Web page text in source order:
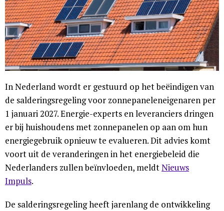
In Nederland wordt er gestuurd op het beëindigen van
de salderingsregeling voor zonnepaneleneigenaren per
1 januari 2027. Energie-experts en leveranciers dringen
er bij huishoudens met zonnepanelen op aan om hun
energiegebruik opnieuw te evalueren. Dit advies komt
voort uit de veranderingen in het energiebeleid die
Nederlanders zullen beïnvloeden, meldtNieuws
Impuls.
De salderingsregeling heeft jarenlang de ontwikkeling